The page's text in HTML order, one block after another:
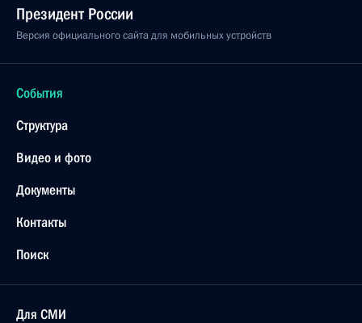
Президент России
Версия официального сайта для мобильных устройств
События
Структура
Видео и фото
Документы
Контакты
Поиск
Для СМИ